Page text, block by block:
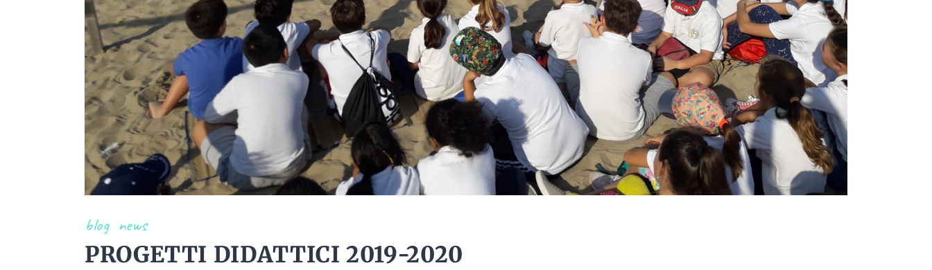
blog news
PROGETTI DIDATTICI 2019-2020